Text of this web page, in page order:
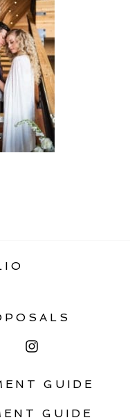
GUIDE
GUIDE